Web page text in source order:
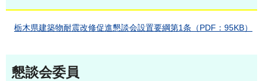
栃木県建築物耐震改修促進懇談会設置要綱第1条（PDF：95KB）
懇談会委員